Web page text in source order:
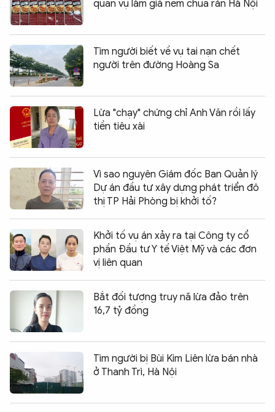
quan vụ làm giả nem chua rán Hà Nội
Tìm người biết về vụ tai nạn chết
người trên đường Hoàng Sa
Lừa "chạy" chứng chỉ Anh Văn rồi lấy
tiền tiêu xài
Vì sao nguyên Giám đốc Ban Quản lý
Dự án đầu tư xây dựng phát triển đô
thị TP Hải Phòng bị khởi tố?
Khởi tố vụ án xảy ra tại Công ty cổ
phần Đầu tư Y tế Việt Mỹ và các đơn
vị liên quan
Bắt đối tượng truy nã lừa đảo trên
16,7 tỷ đồng
Tìm người bị Bùi Kim Liên lừa bán nhà
ở Thanh Trì, Hà Nội